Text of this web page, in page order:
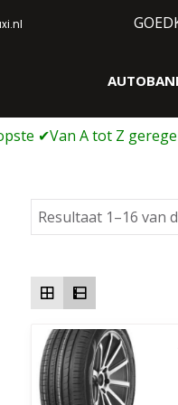
Resultaat 1–16 van